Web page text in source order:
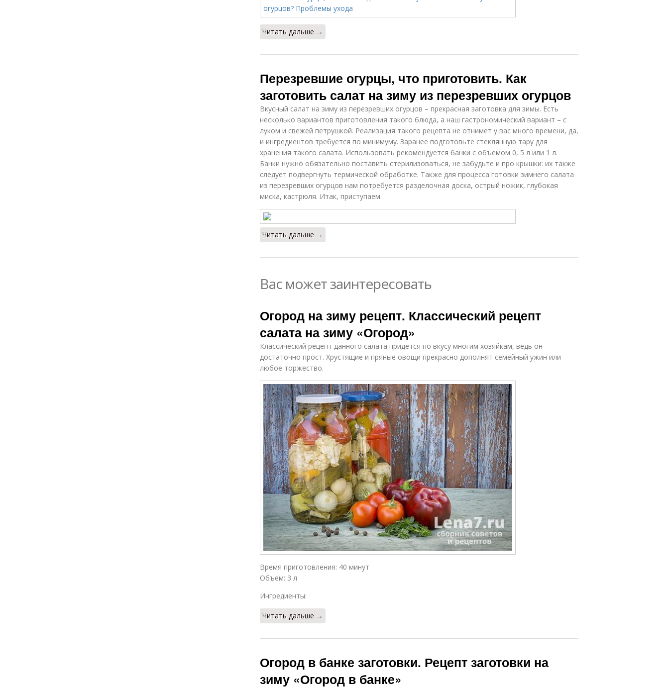
Читать дальше →
Перезревшие огурцы, что приготовить. Как
заготовить салат на зиму из перезревших огурцов
Вкусный салат на зиму из перезревших огурцов – прекрасная заготовка для зимы. Есть
несколько вариантов приготовления такого блюда, а наш гастрономический вариант – с
луком и свежей петрушкой. Реализация такого рецепта не отнимет у вас много времени, да,
и ингредиентов требуется по минимуму. Заранее подготовьте стеклянную тару для
хранения такого салата. Использовать рекомендуется банки с объемом 0, 5 л или 1 л.
Банки нужно обязательно поставить стерилизоваться, не забудьте и про крышки: их также
следует подвергнуть термической обработке. Также для процесса готовки зимнего салата
из перезревших огурцов нам потребуется разделочная доска, острый ножик, глубокая
миска, кастрюля. Итак, приступаем.
Читать дальше →
Вас может заинтересовать
Огород на зиму рецепт. Классический рецепт
салата на зиму «Огород»
Классический рецепт данного салата придется по вкусу многим хозяйкам, ведь он
достаточно прост. Хрустящие и пряные овощи прекрасно дополнят семейный ужин или
любое торжество.
Время приготовления: 40 минут
Объем: 3 л
Ингредиенты:
Читать дальше →
Огород в банке заготовки. Рецепт заготовки на
зиму «Огород в банке»